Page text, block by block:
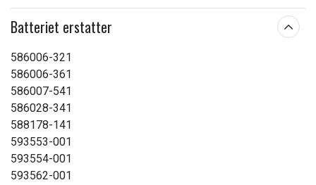
Batteriet erstatter
586006-321
586006-361
586007-541
586028-341
588178-141
593553-001
593554-001
593562-001